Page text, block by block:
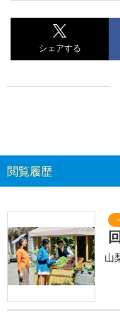
シェアする
閲覧履歴
山